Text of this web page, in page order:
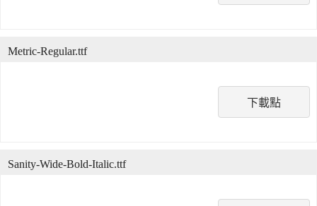
下載點
Metric-Regular.ttf
Sanity-Wide-Bold-Italic.ttf